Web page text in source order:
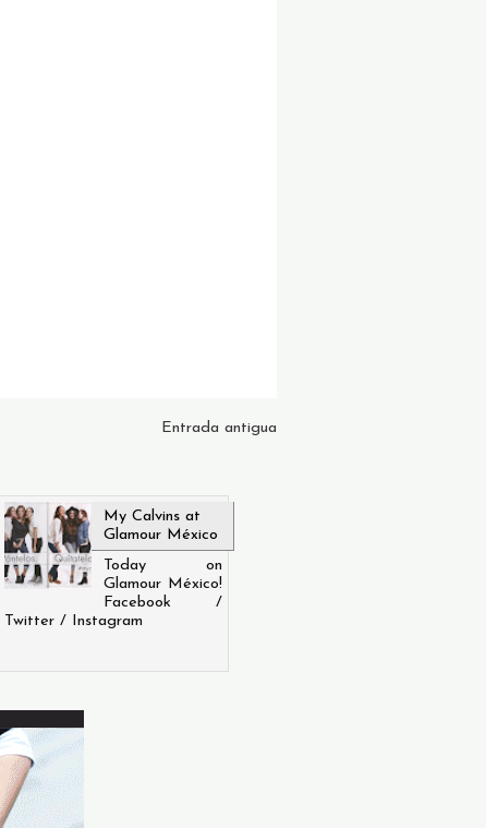
Entrada antigua
My Calvins at
Glamour México
Today on
Glamour México!
Facebook /
Twitter / Instagram